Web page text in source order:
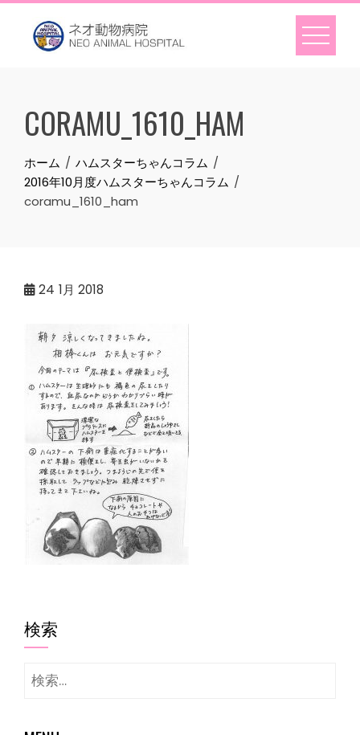
Skip
content
CORAMU_1610_HAM
ホーム
ハムスターちゃんコラム
2016年10月度ハムスターちゃんコラム
coramu_1610_ham
24 1月 2018
検索
検